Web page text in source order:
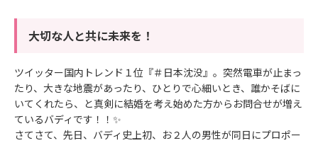
大切な人と共に未来を！
ツイッター国内トレンド１位『＃日本沈没』。突然電車が止まっ
たり、大きな地震があったり、ひとりで心細いとき、誰かそばに
いてくれたら、と真剣に結婚を考え始めた方からお問合せが増え
ているバディです！！✨
さてさて、先日、バディ史上初、お２人の男性が同日にプロポー